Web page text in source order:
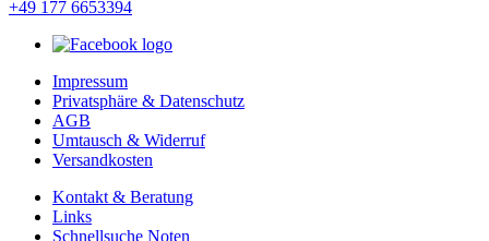
+49 177 6653394
Impressum
Privatsphäre & Datenschutz
AGB
Umtausch & Widerruf
Versandkosten
Kontakt & Beratung
Links
Schnellsuche Noten